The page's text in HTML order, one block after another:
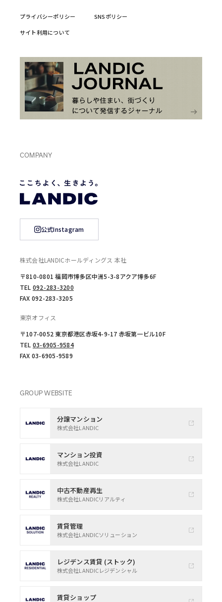
プライバシーポリシー
SNSポリシー
サイト利用について
COMPANY
公式Instagram
株式会社LANDICホールディングス 本社
〒810-0801 福岡市博多区中洲5-3-8アクア博多6F
TEL 092-283-3200
FAX 092-283-3205
東京オフィス
〒107-0052 東京都港区赤坂4-9-17 赤坂第一ビル10F
TEL 03-6905-9584
FAX 03-6905-9589
GROUP WEBSITE
分譲マンション
株式会社LANDIC
マンション投資
株式会社LANDIC
中古不動産再生
株式会社LANDICリアルティ
賃貸管理
株式会社LANDICソリューション
レジデンス賃貸 (ストック)
株式会社LANDICレジデンシャル
賃貸ショップ